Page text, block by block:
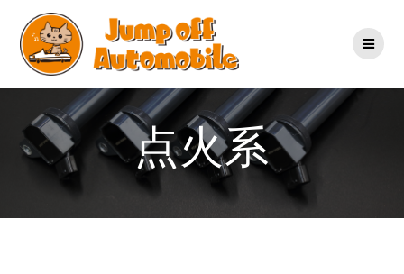
ン
テ
ン
ツ
ス
キ
ッ
プ
点火系